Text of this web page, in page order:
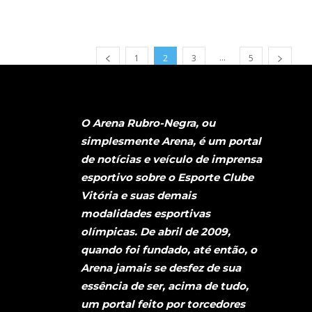
1 2 3 ... 5
O Arena Rubro-Negra, ou
simplesmente Arena, é um portal
de notícias e veículo de imprensa
esportivo sobre o Esporte Clube
Vitória e suas demais
modalidades esportivas
olímpicas. De abril de 2009,
quando foi fundado, até então, o
Arena jamais se desfez de sua
essência de ser, acima de tudo,
um portal feito por torcedores